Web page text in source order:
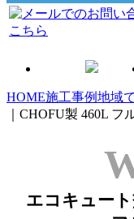
HOME施工事例地域
｜CHOFU製 460L フ
エコキュー